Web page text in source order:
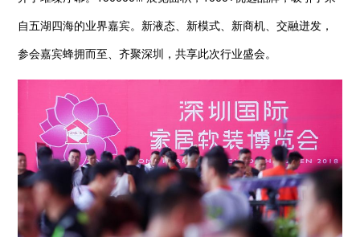
自五湖四海的业界嘉宾。新液态、新模式、新商机、交融迸发，
参会嘉宾蜂拥而至、齐聚深圳，共享此次行业盛会。